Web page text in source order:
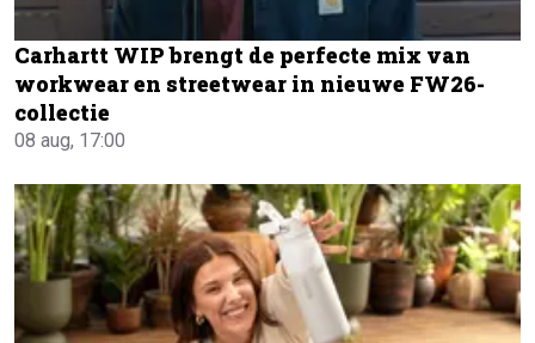
Carhartt WIP brengt de perfecte mix van
workwear en streetwear in nieuwe FW26-
collectie
08 aug, 17:00